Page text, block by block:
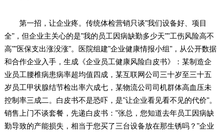
第一招，让企业疼。传统体检营销只谈"我们设备好、项目
全"，但企业主关心的是"我的员工因病缺勤多少天""工伤风险高不
高""医保支出涨没涨"。医院组建"企业健康情报小组"，从公开数据
和合作企业入手，生成《企业员工健康风险白皮书》：某制造企
业员工腰椎病患病率超均值四成，某互联网公司三十岁至三十五
岁员工甲状腺结节检出率六成七，某物流公司司机群体高血压未
控制率三成二。白皮书不是恐吓，是"让企业看见看不见的代价"。
销售上门不谈套餐，先递白皮书："张总，您知道去年员工因病缺
勤导致的产能损失，相当于您买了三台设备放在那生锈吗？"企业